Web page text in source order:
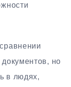
но
в людях,